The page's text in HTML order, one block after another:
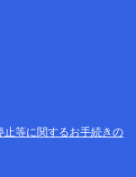
等に関するお手続きの